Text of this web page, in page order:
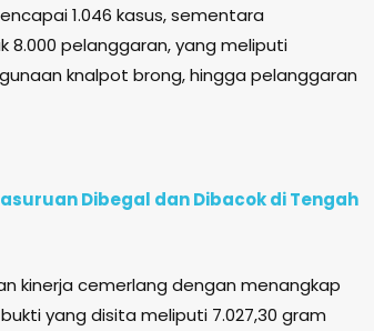
1.046 kasus, sementara
pelanggaran, yang meliputi
knalpot brong, hingga pelanggaran
Dibegal dan Dibacok di Tengah
kinerja cemerlang dengan menangkap
yang disita meliputi 7.027,30 gram